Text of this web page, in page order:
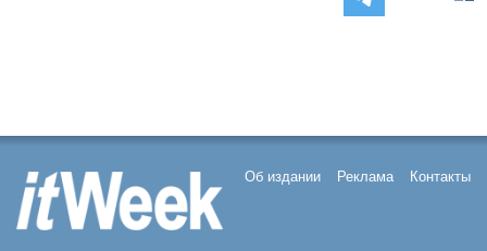
Об издании Реклама Контакты